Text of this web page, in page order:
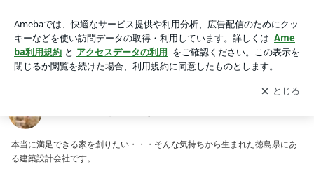
アプリをダウンロードして ブログの更新通知
を受け取りまし
ょう。
開く
本当に満足できる家を創りたい・・・そんな気持ちから生まれた徳島県にあ
る建築設計会社です。